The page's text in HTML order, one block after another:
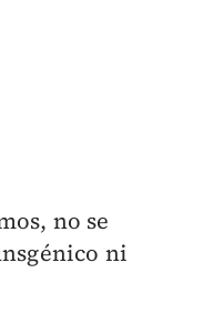
no se
ni